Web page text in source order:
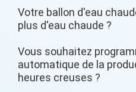
Votre ballon d'eau
plus d'eau chaude ?
Vous souhaitez
automatique de la
heures creuses ?